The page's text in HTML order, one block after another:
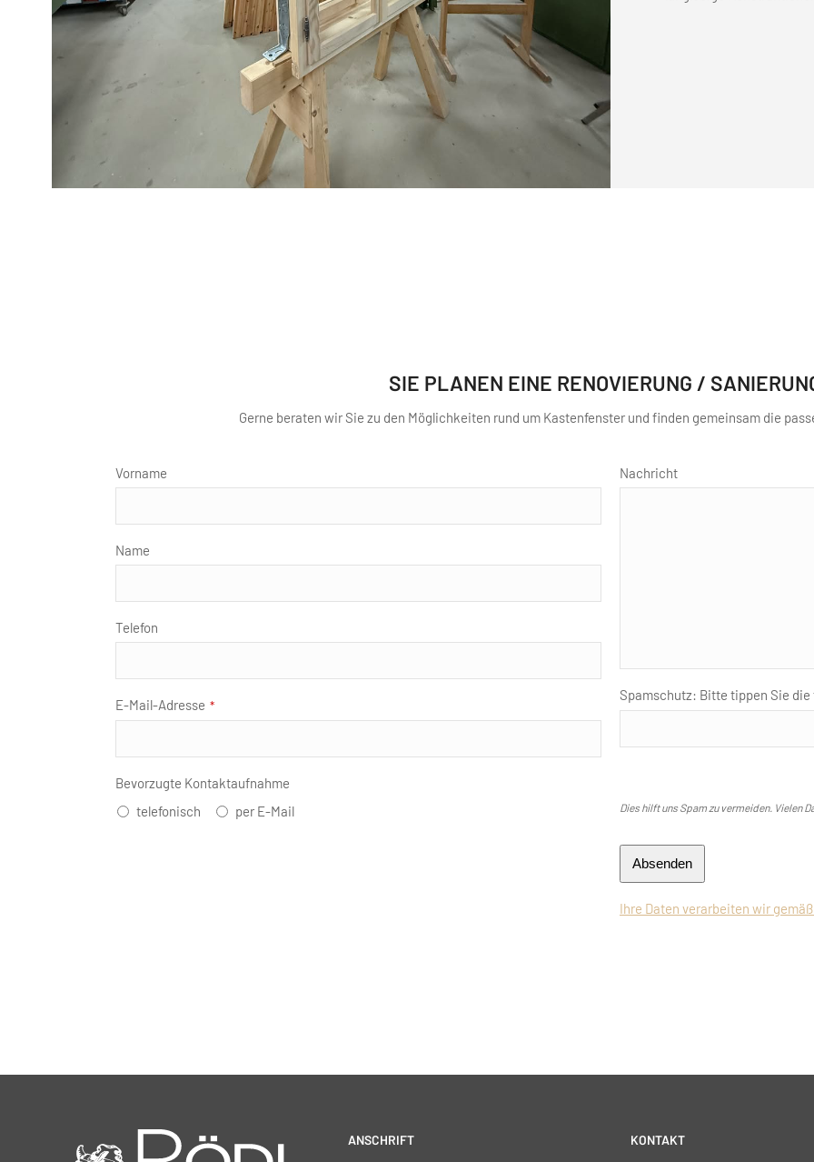
SIE PLANEN EINE RENOVIERUNG /
Gerne beraten wir Sie zu den Möglichkeiten rund um Kastenfenster und finden gemeinsam die
Phone
Vorname
Name
Telefon
E-Mail-Adresse *
Bevorzugte Kontaktaufnahme
telefonisch
per E-Mail
Nachricht
Spamschutz: Bitte tippen Sie
Dies hilft uns Spam zu vermeiden. Vielen
Absenden
Ihre Daten verarbeiten wir
ANSCHRIFT KONTAKT